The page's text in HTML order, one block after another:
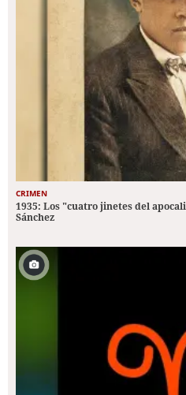
CRIMEN
1935: Los "cuatro jinetes del
Sánchez